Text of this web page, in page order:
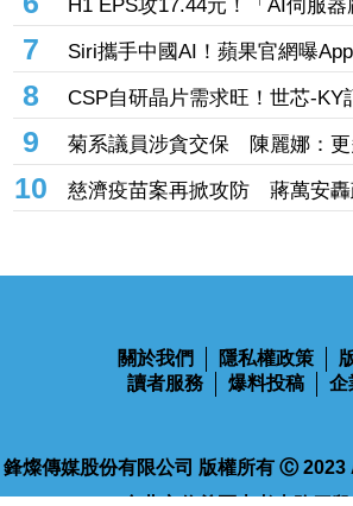
H1 EPS攻17.44元！「AI伺服
輝達GB300、Vera Rubin挹注
7
Siri攜手中國AI！蘋果官網曝
阿里「千問」 手冊上線不到一
8
CSP自研晶片需求旺！世芯-KY
2027年底 3奈米晶片放量、2
9
菊系議員涉貪交保 陳麗娜：更
瑞隆身邊等著掌權
10
慈濟疫苗案再掀攻防 蔣萬安轟
民間自購：慘痛經驗不會忘記
關於我們 隱私權政策
讀者服務
爆料投稿 企
鋒燦傳媒股份有限公司 版權所有 Ⓒ